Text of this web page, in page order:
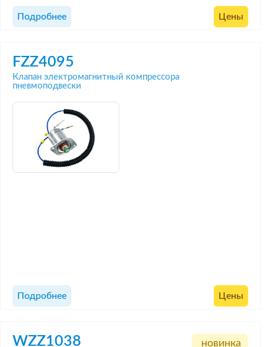
Подробнее Цены
FZZ4095
Клапан электромагнитный компрессора
пневмоподвески
Подробнее Цены
WZZ1038 новинка